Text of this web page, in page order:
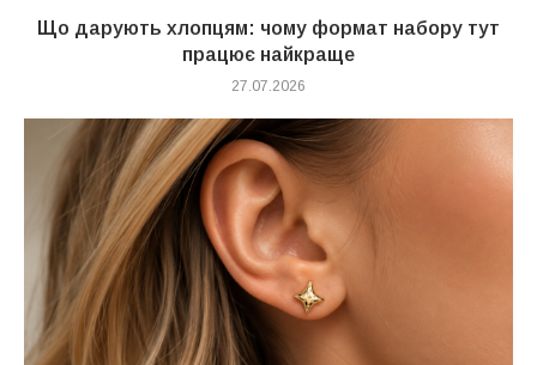
Що дарують хлопцям: чому формат набору тут
працює найкраще
27.07.2026